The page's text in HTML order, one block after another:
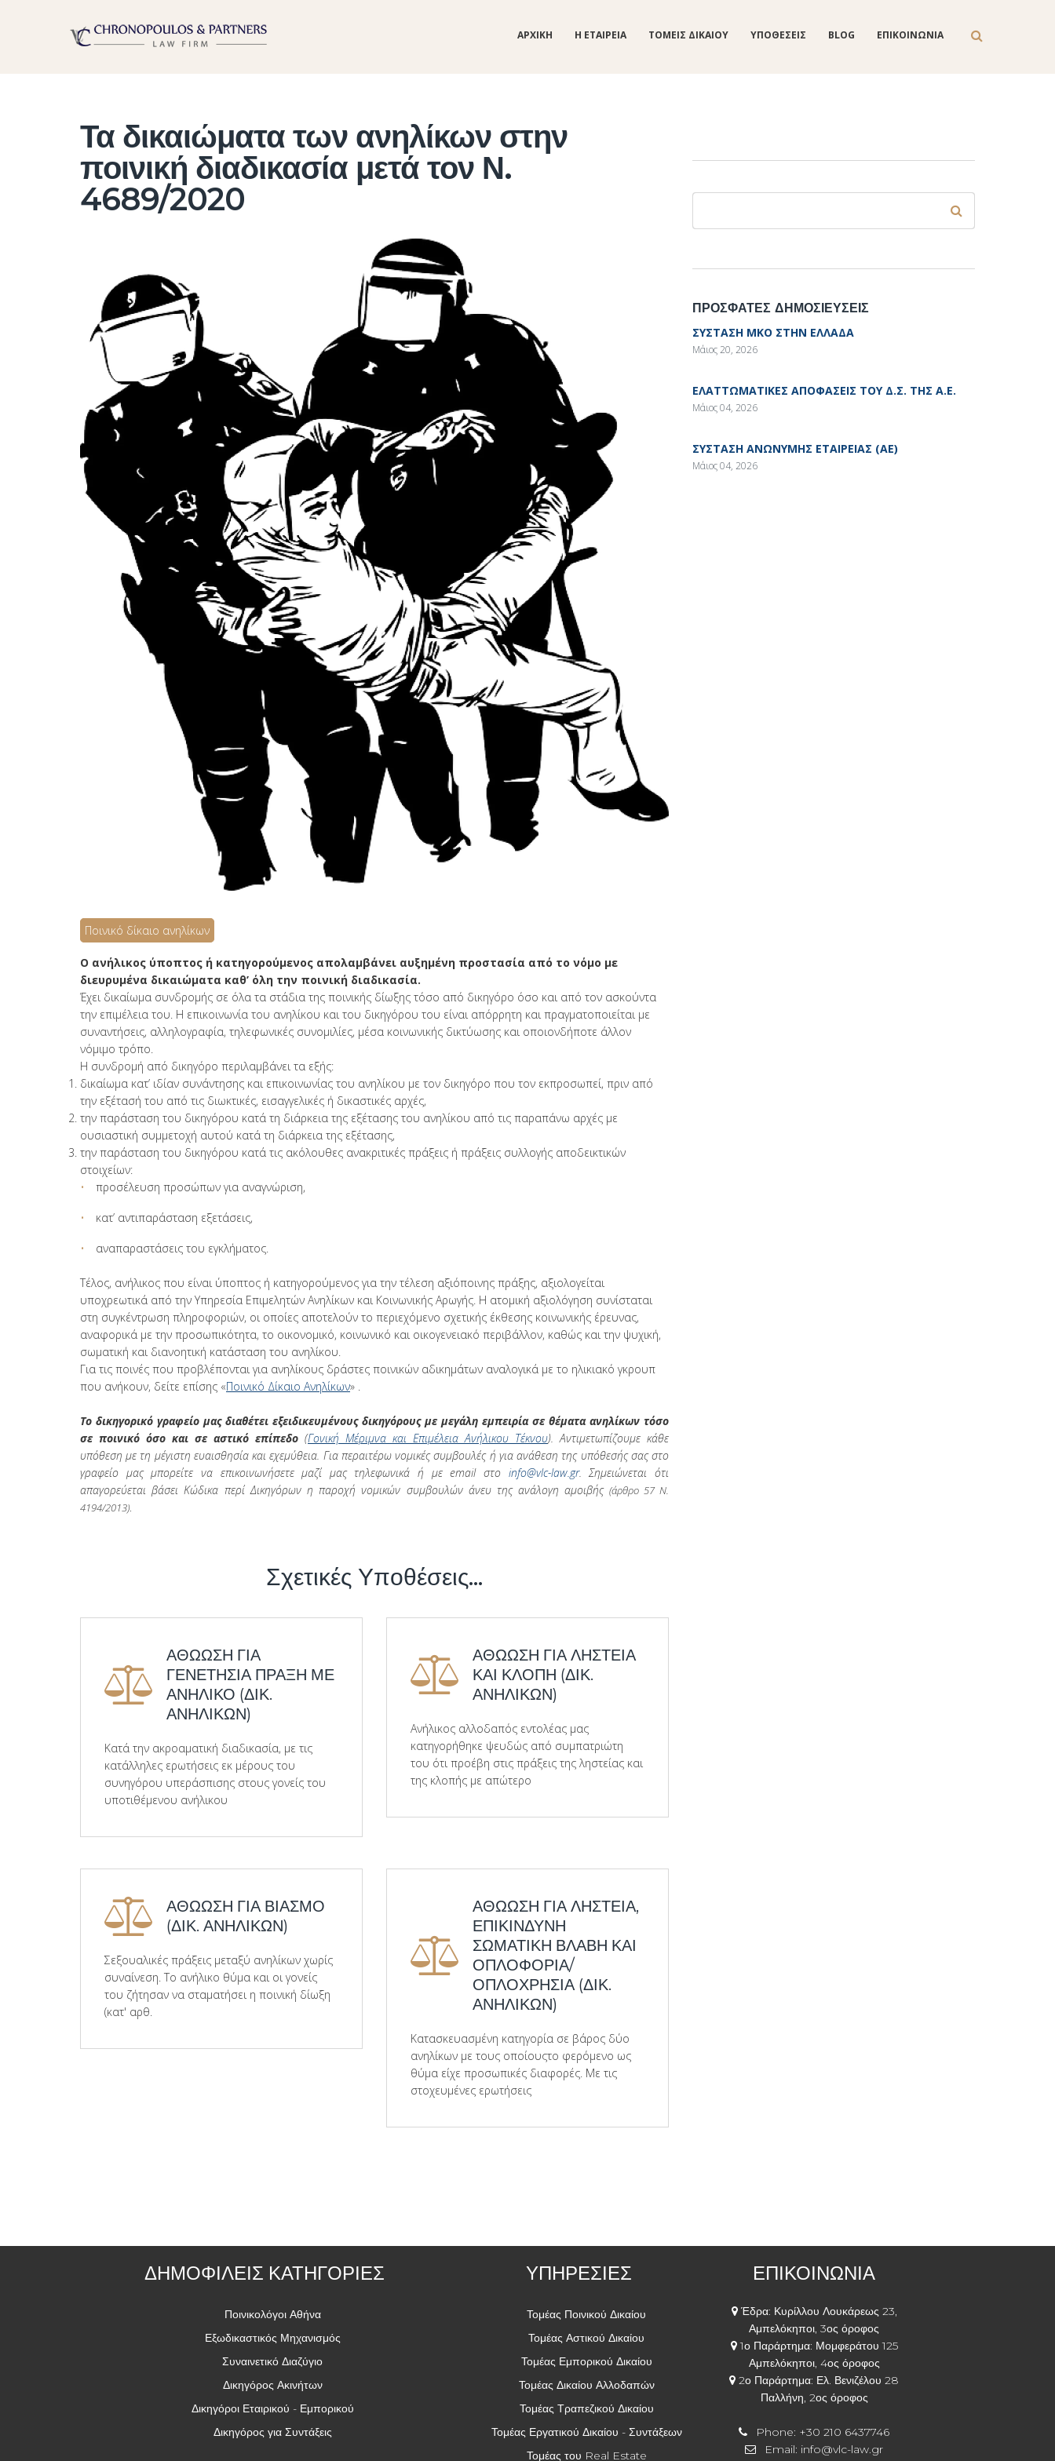
ΑΡΧΙΚΗ Η ΕΤΑΙΡΕΙΑ ΤΟΜΕΙΣ ΔΙΚΑΙΟΥ ΥΠΟΘΕΣΕΙΣ BLOG ΕΠΙΚΟΙΝΩΝΙΑ
Τα δικαιώματα των ανηλίκων στην
ποινική διαδικασία μετά τον Ν.
4689/2020
Ποινικό δίκαιο ανηλίκων
Ο ανήλικος ύποπτος ή κατηγορούμενος απολαμβάνει αυξημένη προστασία από το νόμο με
διευρυμένα δικαιώματα καθ’ όλη την ποινική διαδικασία.
Έχει δικαίωμα συνδρομής σε όλα τα στάδια της ποινικής δίωξης τόσο από δικηγόρο όσο και από τον ασκούντα
την επιμέλεια του. Η επικοινωνία του ανηλίκου και του δικηγόρου του είναι απόρρητη και πραγματοποιείται με
συναντήσεις, αλληλογραφία, τηλεφωνικές συνομιλίες, μέσα κοινωνικής δικτύωσης και οποιονδήποτε άλλον
νόμιμο τρόπο.
Η συνδρομή από δικηγόρο περιλαμβάνει τα εξής:
δικαίωμα κατ’ ιδίαν συνάντησης και επικοινωνίας του ανηλίκου με τον δικηγόρο που τον εκπροσωπεί, πριν από
την εξέτασή του από τις διωκτικές, εισαγγελικές ή δικαστικές αρχές,
την παράσταση του δικηγόρου κατά τη διάρκεια της εξέτασης του ανηλίκου από τις παραπάνω αρχές με
ουσιαστική συμμετοχή αυτού κατά τη διάρκεια της εξέτασης,
την παράσταση του δικηγόρου κατά τις ακόλουθες ανακριτικές πράξεις ή πράξεις συλλογής αποδεικτικών
στοιχείων:
προσέλευση προσώπων για αναγνώριση,
κατ’ αντιπαράσταση εξετάσεις,
αναπαραστάσεις του εγκλήματος.
Τέλος, ανήλικος που είναι ύποπτος ή κατηγορούμενος για την τέλεση αξιόποινης πράξης, αξιολογείται
υποχρεωτικά από την Υπηρεσία Επιμελητών Ανηλίκων και Κοινωνικής Αρωγής. Η ατομική αξιολόγηση συνίσταται
στη συγκέντρωση πληροφοριών, οι οποίες αποτελούν το περιεχόμενο σχετικής έκθεσης κοινωνικής έρευνας,
αναφορικά με την προσωπικότητα, το οικονομικό, κοινωνικό και οικογενειακό περιβάλλον, καθώς και την ψυχική,
σωματική και διανοητική κατάσταση του ανηλίκου.
Για τις ποινές που προβλέπονται για ανηλίκους δράστες ποινικών αδικημάτων αναλογικά με το ηλικιακό γκρουπ
που ανήκουν, δείτε επίσης «Ποινικό Δίκαιο Ανηλίκων» .
Το δικηγορικό γραφείο μας διαθέτει εξειδικευμένους δικηγόρους με μεγάλη εμπειρία σε θέματα ανηλίκων τόσο
σε ποινικό όσο και σε αστικό επίπεδο (Γονική Μέριμνα και Επιμέλεια Ανήλικου Τέκνου). Αντιμετωπίζουμε κάθε
υπόθεση με τη μέγιστη ευαισθησία και εχεμύθεια. Για περαιτέρω νομικές συμβουλές ή για ανάθεση της υπόθεσής σας στο
γραφείο μας μπορείτε να επικοινωνήσετε μαζί μας τηλεφωνικά ή με email στο info@vlc-law.gr. Σημειώνεται ότι
απαγορεύεται βάσει Κώδικα περί Δικηγόρων η παροχή νομικών συμβουλών άνευ της ανάλογη αμοιβής (άρθρο 57 Ν.
4194/2013)
Σχετικές Υποθέσεις...
ΑΘΩΩΣΗ ΓΙΑ
ΓΕΝΕΤΗΣΙΑ ΠΡΑΞΗ ΜΕ
ΑΝΗΛΙΚΟ (ΔΙΚ.
ΑΝΗΛΙΚΩΝ)
Κατά την ακροαματική διαδικασία, με τις
κατάλληλες ερωτήσεις εκ μέρους του
συνηγόρου υπεράσπισης στους γονείς του
υποτιθέμενου ανήλικου
ΑΘΩΩΣΗ ΓΙΑ ΛΗΣΤΕΙΑ
ΚΑΙ ΚΛΟΠΗ (ΔΙΚ.
ΑΝΗΛΙΚΩΝ)
Ανήλικος αλλοδαπός εντολέας μας
κατηγορήθηκε ψευδώς από συμπατριώτη
του ότι προέβη στις πράξεις της ληστείας και
της κλοπής με απώτερο
ΑΘΩΩΣΗ ΓΙΑ ΒΙΑΣΜΟ
(ΔΙΚ. ΑΝΗΛΙΚΩΝ)
Σεξουαλικές πράξεις μεταξύ ανηλίκων χωρίς
συναίνεση. Το ανήλικο θύμα και οι γονείς
του ζήτησαν να σταματήσει η ποινική δίωξη
(κατ' αρθ.
ΑΘΩΩΣΗ ΓΙΑ ΛΗΣΤΕΙΑ,
ΕΠΙΚΙΝΔΥΝΗ
ΣΩΜΑΤΙΚΗ ΒΛΑΒΗ ΚΑΙ
ΟΠΛΟΦΟΡΙΑ/
ΟΠΛΟΧΡΗΣΙΑ (ΔΙΚ.
ΑΝΗΛΙΚΩΝ)
Κατασκευασμένη κατηγορία σε βάρος δύο
ανηλίκων με τους οποίουςτο φερόμενο ως
θύμα είχε προσωπικές διαφορές. Με τις
στοχευμένες ερωτήσεις
ΠΡΟΣΦΑΤΕΣ ΔΗΜΟΣΙΕΥΣΕΙΣ
ΣΥΣΤΑΣΗ ΜΚΟ ΣΤΗΝ ΕΛΛΑΔΑ
Μάιος 20, 2026
ΕΛΑΤΤΩΜΑΤΙΚΕΣ ΑΠΟΦΑΣΕΙΣ ΤΟΥ Δ.Σ. ΤΗΣ Α.Ε.
Μάιος 04, 2026
ΣΥΣΤΑΣΗ ΑΝΩΝΥΜΗΣ ΕΤΑΙΡΕΙΑΣ (ΑΕ)
Μάιος 04, 2026
ΔΗΜΟΦΙΛΕΙΣ ΚΑΤΗΓΟΡΙΕΣ
Ποινικολόγοι Αθήνα
Εξωδικαστικός Μηχανισμός
Συναινετικό Διαζύγιο
Δικηγόρος Ακινήτων
Δικηγόροι Εταιρικού - Εμπορικού
Δικηγόρος για Συντάξεις
ΥΠΗΡΕΣΙΕΣ
Τομέας Ποινικού Δικαίου
Τομέας Αστικού Δικαίου
Τομέας Εμπορικού Δικαίου
Τομέας Δικαίου Αλλοδαπών
Τομέας Τραπεζικού Δικαίου
Τομέας Εργατικού Δικαίου - Συντάξεων
Τομέας του Real Estate
ΕΠΙΚΟΙΝΩΝΙΑ
Έδρα: Κυρίλλου Λουκάρεως 23,
Αμπελόκηποι, 3ος όροφος
1ο Παράρτημα: Μομφεράτου 125
Αμπελόκηποι, 4ος όροφος
2ο Παράρτημα: Ελ. Βενιζέλου 28
Παλλήνη, 2ος όροφος
Phone: +30 210 6437746
Email: info@vlc-law.gr